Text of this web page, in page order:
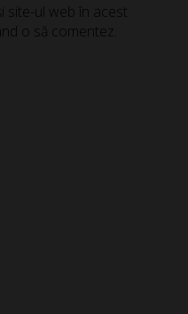
site-ul web în acest
o să comentez.